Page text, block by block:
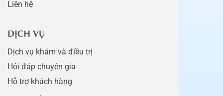
Liên hệ
DỊCH VỤ
Dịch vụ khám và điều trị
Hỏi đáp chuyên gia
Hỗ trợ khách hàng